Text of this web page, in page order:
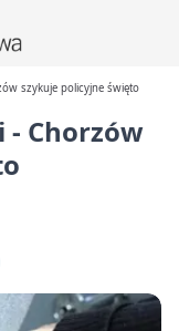
szykuje policyjne święto
- Chorzów